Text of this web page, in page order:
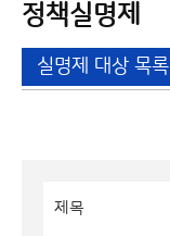
정책실명제
실명제 대상 목록